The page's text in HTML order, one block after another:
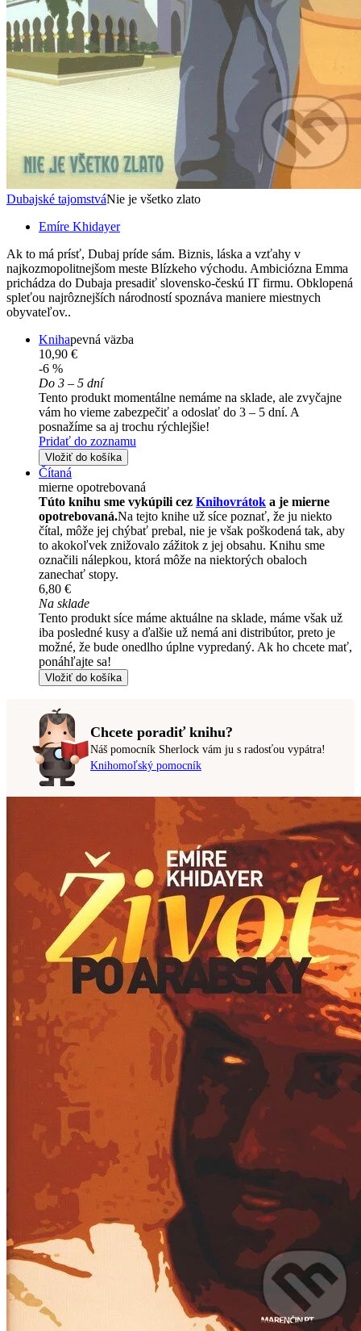
Dubajské tajomstváNie je všetko zlato
Emíre Khidayer
Ak to má prísť, Dubaj príde sám. Biznis, láska a vzťahy v
najkozmopolitnejšom meste Blízkeho východu. Ambiciózna Emma
prichádza do Dubaja presadiť slovensko-českú IT firmu. Obklopená
spleťou najrôznejších národností spoznáva maniere miestnych
obyvateľov..
Knihapevná väzba
10,90 €
-6 %
Do 3 – 5 dní
Tento produkt momentálne nemáme na sklade, ale zvyčajne
vám ho vieme zabezpečiť a odoslať do 3 – 5 dní. A
posnažíme sa aj trochu rýchlejšie!
Pridať do zoznamu
Vložiť do košíka
Čítaná
mierne opotrebovaná
Túto knihu sme vykúpili cez Knihovrátok a je mierne
opotrebovaná.Na tejto knihe už síce poznať, že ju niekto
čítal, môže jej chýbať prebal, nie je však poškodená tak, aby
to akokoľvek znižovalo zážitok z jej obsahu. Knihu sme
označili nálepkou, ktorá môže na niektorých obaloch
zanechať stopy.
6,80 €
Na sklade
Tento produkt síce máme aktuálne na sklade, máme však už
iba posledné kusy a ďalšie už nemá ani distribútor, preto je
možné, že bude onedlho úplne vypredaný. Ak ho chcete mať,
ponáhľajte sa!
Vložiť do košíka
Chcete poradiť knihu?
Náš pomocník Sherlock vám ju s radosťou vypátra!
Knihomoľský pomocník